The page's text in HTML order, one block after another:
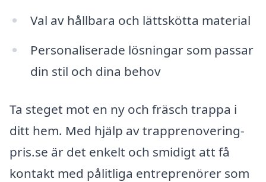
Val av hållbara och lättskötta material
Personaliserade lösningar som passar
din stil och dina behov
Ta steget mot en ny och fräsch trappa i
ditt hem. Med hjälp av trapprenovering-
pris.se är det enkelt och smidigt att få
kontakt med pålitliga entreprenörer som